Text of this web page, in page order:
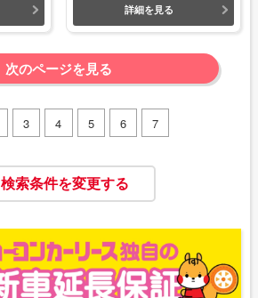
詳細を見る
次のページを見る
3 4 5 6 7
検索条件を変更する